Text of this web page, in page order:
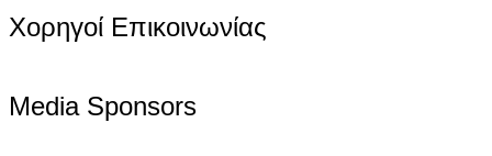
Χορηγοί Επικοινωνίας
Media Sponsors